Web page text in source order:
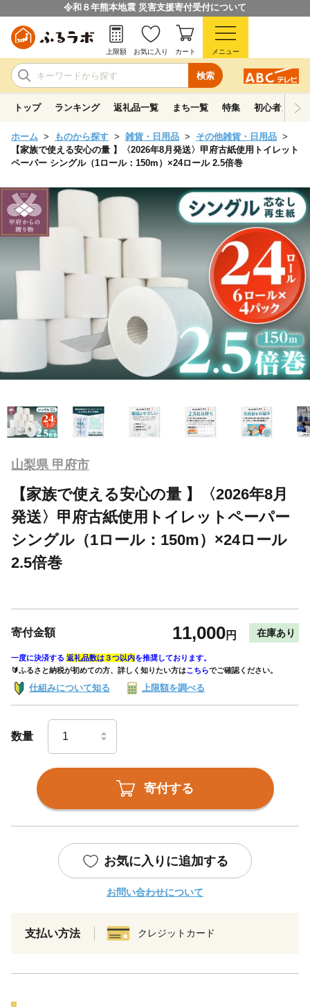
令和８年熊本地震 災害支援寄付受付について
検索
上限額 お気に入り カート メニュー
トップ ランキング 返礼品一覧 まち一覧 特集 初心者ガイド
ホーム ものから探す 雑貨・日用品
その他雑貨・日用品
【家族で使える安心の量 】〈2026年8月発送〉甲府古紙使用トイレット
ペーパー シングル（1ロール：150m）×24ロール 2.5倍巻
山梨県 甲府市
【家族で使える安心の量 】〈2026年8月
発送〉甲府古紙使用トイレットペーパー
シングル（1ロール：150m）×24ロール
2.5倍巻
寄付金額 11,000円 在庫あり
一度に決済する 返礼品数は３つ以内を推奨しております。
🔰ふるさと納税が初めての方、詳しく知りたい方はこちらでご確認ください。
仕組みについて知る 上限額を調べる
数量
寄付する
お気に入りに追加する
お問い合わせについて
支払い方法 クレジットカード